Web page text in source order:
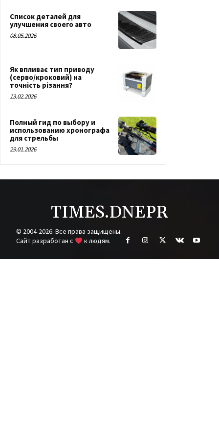
Список деталей для
улучшения своего авто
08.05.2026
Як впливає тип приводу
(серво/кроковий) на
точність різання?
13.02.2026
Полный гид по выбору и
использованию хронографа
для стрельбы
29.01.2026
TIMES.DNEPR
© 2004-2026. Все права защищены.
Cайт разработан с
к людям.